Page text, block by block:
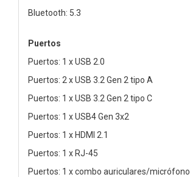
Bluetooth: 5.3
Puertos
Puertos: 1 x USB 2.0
Puertos: 2 x USB 3.2 Gen 2 tipo A
Puertos: 1 x USB 3.2 Gen 2 tipo C
Puertos: 1 x USB4 Gen 3x2
Puertos: 1 x HDMI 2.1
Puertos: 1 x RJ-45
Puertos: 1 x combo auriculares/micrófono